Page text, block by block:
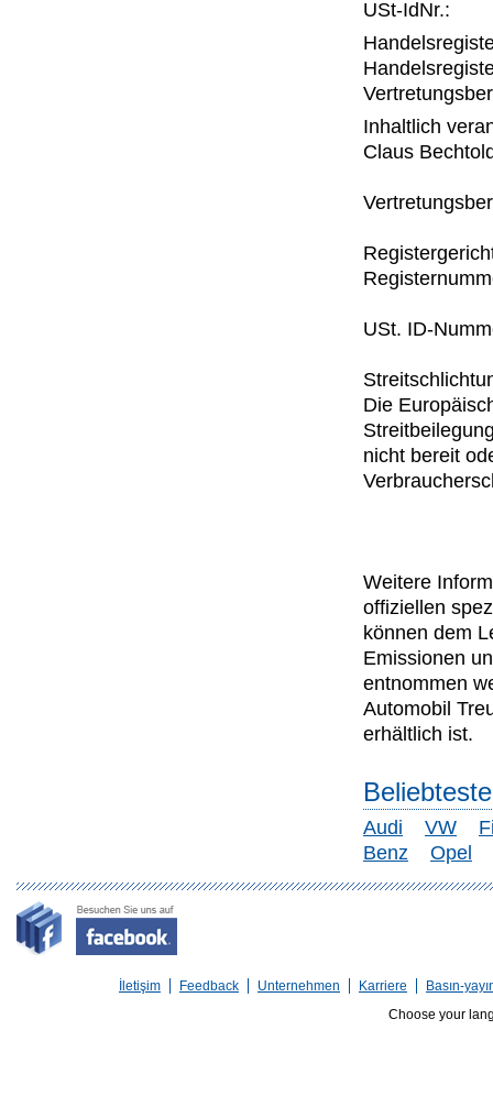
USt-IdNr.:
Inhaltlich
Claus
USt. ID-
Die
nicht bereit
Weitere
offiziellen
können dem
Emissionen
entnommen
Automobil
erhältlich ist.
Audi VW
Benz
Opel
İletişim Feedback Unternehmen Karriere
Basın-
Choose your